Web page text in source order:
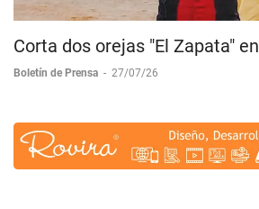
Corta dos orejas "El Zapata"
Boletín de Prensa - 27/07/26